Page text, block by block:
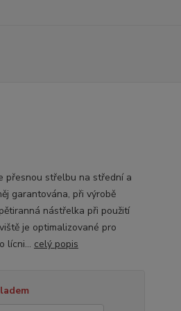
přesnou střelbu na střední a
garantována, při výrobě
nástřelka při použití
je optimalizované pro
lícni... celý popis